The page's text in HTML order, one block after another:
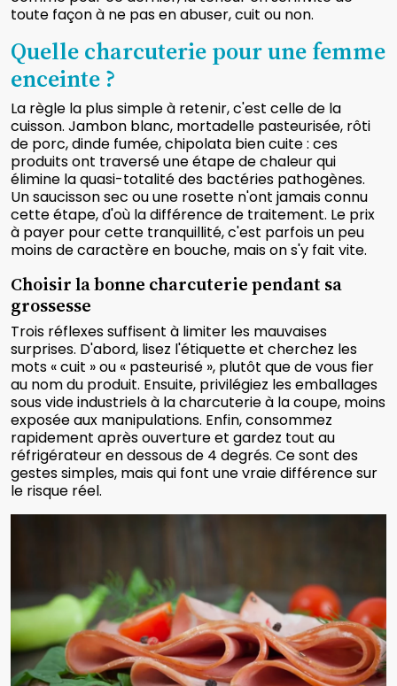
toute façon à ne pas en abuser, cuit ou non.
Quelle charcuterie pour une femme
enceinte ?
La règle la plus simple à retenir, c'est celle de la
cuisson. Jambon blanc, mortadelle pasteurisée, rôti
de porc, dinde fumée, chipolata bien cuite : ces
produits ont traversé une étape de chaleur qui
élimine la quasi-totalité des bactéries pathogènes.
Un saucisson sec ou une rosette n'ont jamais connu
cette étape, d'où la différence de traitement. Le prix
à payer pour cette tranquillité, c'est parfois un peu
moins de caractère en bouche, mais on s'y fait vite.
Choisir la bonne charcuterie pendant sa
grossesse
Trois réflexes suffisent à limiter les mauvaises
surprises. D'abord, lisez l'étiquette et cherchez les
mots « cuit » ou « pasteurisé », plutôt que de vous fier
au nom du produit. Ensuite, privilégiez les emballages
sous vide industriels à la charcuterie à la coupe, moins
exposée aux manipulations. Enfin, consommez
rapidement après ouverture et gardez tout au
réfrigérateur en dessous de 4 degrés. Ce sont des
gestes simples, mais qui font une vraie différence sur
le risque réel.